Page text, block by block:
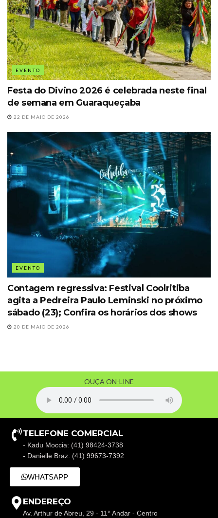
EVENTO
Festa do Divino 2026 é celebrada neste final
de semana em Guaraqueçaba
22 DE MAIO DE 2026
EVENTO
Contagem regressiva: Festival Coolritiba
agita a Pedreira Paulo Leminski no próximo
sábado (23); Confira os horários dos shows
20 DE MAIO DE 2026
OUÇA ON-LINE
TELEFONE COMERCIAL
- Kadu Moccia: (41) 98424-3738
- Danielle Braz: (41) 99673-7392
WHATSAPP
ENDEREÇO
Av. Arthur de Abreu, 29 - 11° Andar - Centro